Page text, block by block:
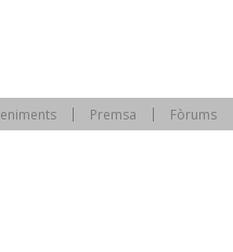
Premsa Fòrums